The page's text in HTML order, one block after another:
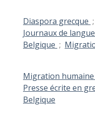
Diaspora grecque ;
Journaux de
Belgique ;
Migration humaine
Presse écrite en
Belgique